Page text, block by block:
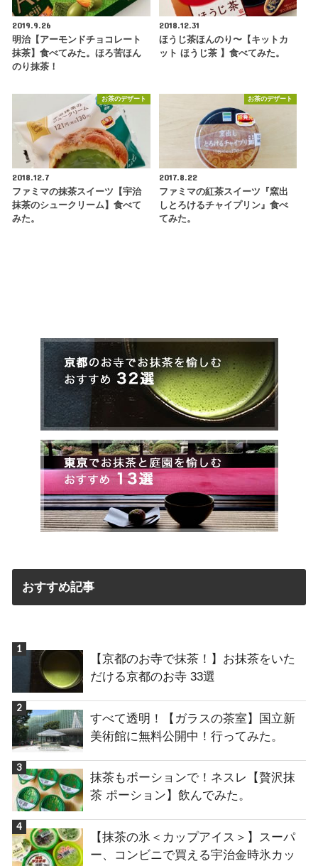
2019.9.26
明治【アーモンドチョコレート
抹茶】食べてみた。ほろ苦ほん
のり抹茶！
2018.12.31
ほうじ茶ほんのり〜【キットカ
ット ほうじ茶 】食べてみた。
お茶のデザート
2018.12.7
ファミマの抹茶スイーツ【宇治
抹茶のシュークリーム】食べて
みた。
お茶のデザート
2017.8.22
ファミマの紅茶スイーツ『窯出
しとろけるチャイプリン』食べ
てみた。
おすすめ記事
【京都のお寺で抹茶！】お抹茶をいた
だける京都のお寺 33選
すべて透明！【ガラスの茶室】国立新
美術館に無料公開中！行ってみた。
抹茶もポーションで！ネスレ【贅沢抹
茶 ポーション】飲んでみた。
【抹茶の氷＜カップアイス＞】スーパ
ー、コンビニで買える宇治金時氷カッ